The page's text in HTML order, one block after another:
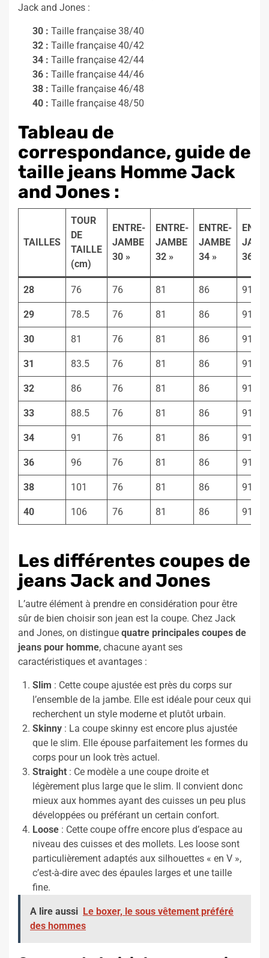
Jack and Jones :
30 : Taille française 38/40
32 : Taille française 40/42
34 : Taille française 42/44
36 : Taille française 44/46
38 : Taille française 46/48
40 : Taille française 48/50
Tableau de
correspondance, guide de
taille jeans Homme Jack
and Jones :
TAILLES
TOUR
DE
TAILLE
(cm)
ENTRE-
JAMBE
30 »
ENTRE-
JAMBE
32 »
ENTRE-
JAMBE
34 »
36 »
28 76 76 81 86 91
29 78.5 76 81 86 91
30 81 76 81 86 91
31 83.5 76 81 86 91
32 86 76 81 86 91
33 88.5 76 81 86 91
34 91 76 81 86 91
36 96 76 81 86 91
38 101 76 81 86 91
40 106 76 81 86 91
Les différentes coupes de
jeans Jack and Jones
L’autre élément à prendre en considération pour être
sûr de bien choisir son jean est la coupe. Chez Jack
and Jones, on distingue quatre principales coupes de
jeans pour homme, chacune ayant ses
caractéristiques et avantages :
Slim : Cette coupe ajustée est près du corps sur
l’ensemble de la jambe. Elle est idéale pour ceux qui
recherchent un style moderne et plutôt urbain.
Skinny : La coupe skinny est encore plus ajustée
que le slim. Elle épouse parfaitement les formes du
corps pour un look très actuel.
Straight : Ce modèle a une coupe droite et
légèrement plus large que le slim. Il convient donc
mieux aux hommes ayant des cuisses un peu plus
développées ou préférant un certain confort.
Loose : Cette coupe offre encore plus d’espace au
niveau des cuisses et des mollets. Les loose sont
particulièrement adaptés aux silhouettes « en V »,
c’est-à-dire avec des épaules larges et une taille
fine.
A lire aussi Le boxer, le sous vêtement préféré
des hommes